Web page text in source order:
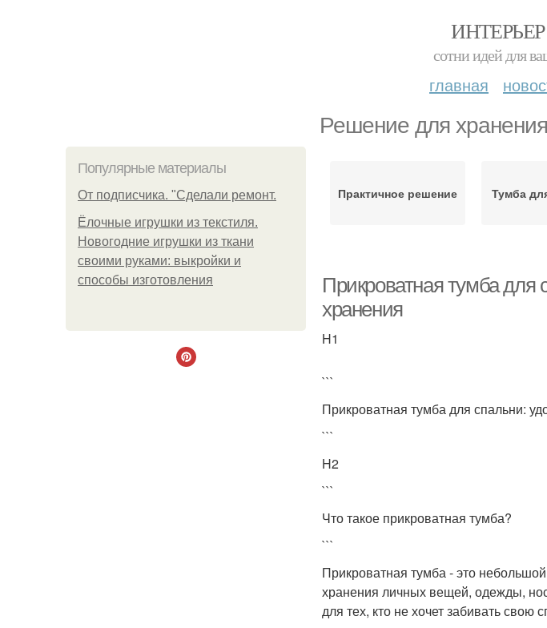
сотни идей для
главная
Решение для хранения
Популярные материалы
От подписчика. "Сделали ремонт.
Ёлочные игрушки из текстиля.
Новогодние игрушки из ткани
своими руками: выкройки и
способы изготовления
Практичное решение Тумба
Прикроватная тумба для
хранения
H1
```
Прикроватная тумба для спальни:
```
H2
```
Что такое прикроватная тумба?
```
Прикроватная тумба - это
хранения личных вещей, одежды,
для тех, кто не хочет забивать свою